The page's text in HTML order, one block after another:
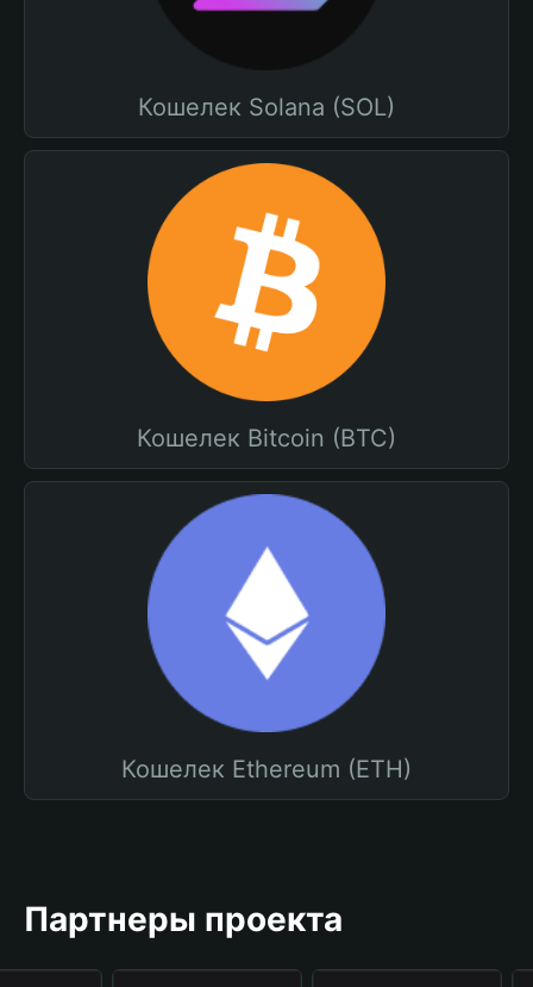
Кошелек Solana (SOL)
Кошелек Bitcoin (BTC)
Кошелек Ethereum (ETH)
Партнеры проекта